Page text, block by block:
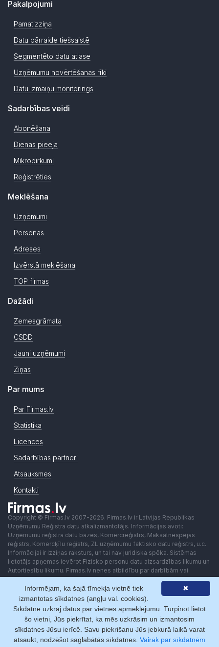
Pakalpojumi
Pamatizziņa
Datu pārraide tiešsaistē
Segmentēto datu atlase
Uzņēmumu novērtēšanas rīki
Datu izmaiņu monitorings
Sadarbības veidi
Abonēšana
Dienas pieeja
Mikropirkumi
Reģistrēties
Meklēšana
Uzņēmumi
Personas
Adreses
Izvērstā meklēšana
TOP firmas
Dažādi
Zemesgrāmata
CSDD
Jauni uzņēmumi
Ziņas
Par mums
Par Firmas.lv
Statistika
Licences
Sadarbības partneri
Atsauksmes
Kontakti
Copyright © Firmas.lv 2007-2026. Firmas.lv ir Latvijas Republikas
Uzņēmumu Reģistra datu atkalizmantotājs. Informācijas avoti:
Uzņēmumu reģistra datu bāzes, Komercreģistrs, Maksātnespējas
reģistrs, Komercķīlu reģistrs, ZL uzņēmumu faktisko datu reģistrs, u.c..
Informācijai ir izziņas raksturs, un tai nav juridiska spēka. Sistēmas
lietotājs apņemas ievērot Fizisko personu datu aizsardzības likumu un
Autortiesību likumu. Firmas.lv nenes atbildību par darbībām vai
lēmumiem, kas balstīti uz saņemto pakalpojumu. Lietotājam aizliegts
izmantot jebkādas automatizētas sistēmas vai iekārtas (robotus)
piekļuvei sistēmai bez rakstiskas saskaņošanas ar Firmas.lv. Galvenā
redaktore: Ingūna Pempere.
Lietošanas noteikumi
Privātuma politika Norēķini ar
✖
Informējam, ka šajā tīmekļa vietnē tiek
izmantotas sīkdatnes (angļu val. cookies).
Sīkdatne uzkrāj datus par vietnes apmeklējumu. Turpinot lietot
šo vietni, Jūs piekrītat, ka mēs uzkrāsim un izmantosim
sīkdatnes Jūsu ierīcē. Savu piekrišanu Jūs jebkurā laikā varat
atsaukt, nodzēšot saglabātās sīkdatnes. Vairāk par sīkdatnēm